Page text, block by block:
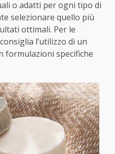
o adatti per ogni tipo di
selezionare quello più
ottimali. Per le
l’utilizzo di un
formulazioni specifiche